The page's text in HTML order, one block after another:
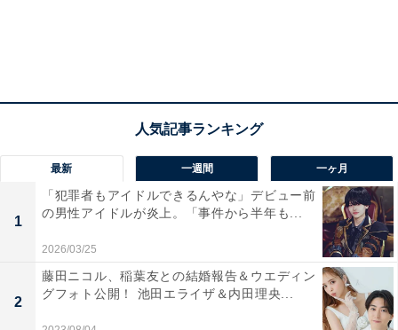
最新 一週間 一ヶ月
1
「犯罪者もアイドルできるんやな」デビュー前
の男性アイドルが炎上。「事件から半年も...
2026/03/25
2
藤田ニコル、稲葉友との結婚報告＆ウエディン
グフォト公開！ 池田エライザ＆内田理央...